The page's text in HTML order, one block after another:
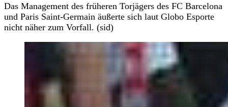
Das Management des früheren Torjägers des FC Barcelona
und Paris Saint-Germain äußerte sich laut Globo Esporte
nicht näher zum Vorfall. (sid)